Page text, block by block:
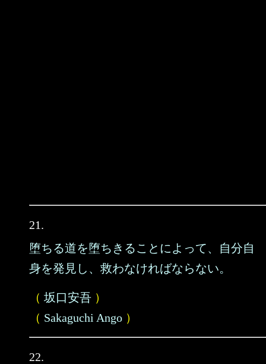
21.
堕ちる道を堕ちきることによって、自分自
身を発見し、救わなければならない。
（ 坂口安吾 ）
（ Sakaguchi Ango ）
22.